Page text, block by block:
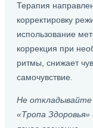
Терапия
корректировку
использование
коррекция при
ритмы, снижает
самочувствие.
Не откладывайте
«Тропа